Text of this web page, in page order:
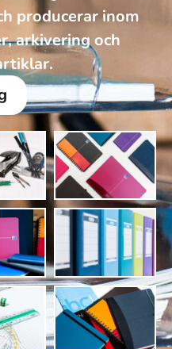
producerar inom
arkivering och